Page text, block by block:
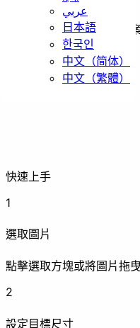
調整尺寸
增強
點擊選擇檔
快速上手
1
選取圖片
點擊選取方塊或將圖片拖
2
設定目標尺寸
عربي
日本語
한국인
中文（简体）
中文（繁體）